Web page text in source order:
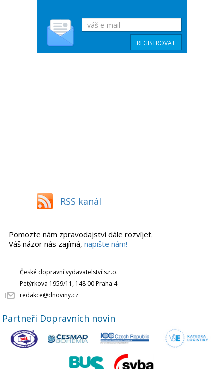
RSS kanál
Pomozte nám zpravodajství dále rozvíjet.
Váš názor nás zajímá, napište nám!
České dopravní vydavatelství s.r.o.
Petýrkova 1959/11, 148 00 Praha 4
redakce@dnoviny.cz
Partneři Dopravních novin